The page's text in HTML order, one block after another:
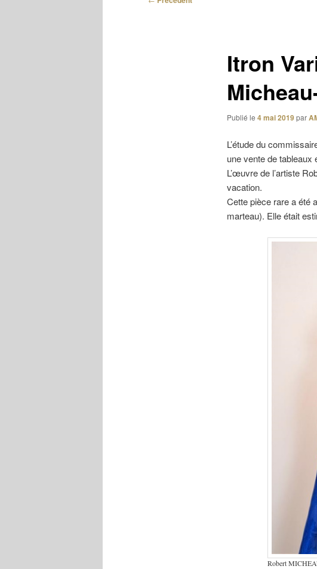
Itron
Publié le 4 mai 2019par
L’étude du
une vente de tableaux
L’œuvre de l’artiste
vacation.
Cette pièce rare a été
marteau). Elle était
Robert